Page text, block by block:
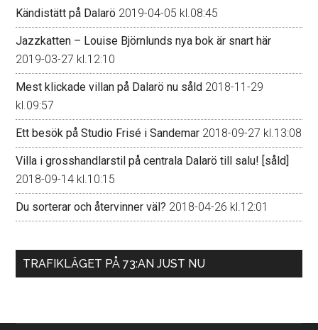
Kändistätt på Dalarö 2019-04-05 kl.08:45
Jazzkatten – Louise Björnlunds nya bok är snart här
2019-03-27 kl.12:10
Mest klickade villan på Dalarö nu såld 2018-11-29
kl.09:57
Ett besök på Studio Frisé i Sandemar 2018-09-27 kl.13:08
Villa i grosshandlarstil på centrala Dalarö till salu! [såld]
2018-09-14 kl.10:15
Du sorterar och återvinner väl? 2018-04-26 kl.12:01
TRAFIKLÄGET PÅ 73:AN JUST NU